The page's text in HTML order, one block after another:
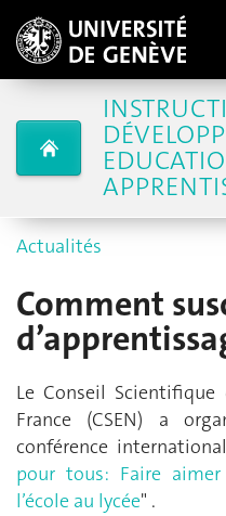
Actualités
Comment
Le Conseil
France (CSEN) a
conférence
pour tous: Faire
l’école au lycée" .